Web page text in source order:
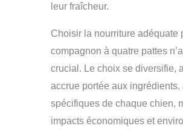
leur fraîcheur.
Choisir la nourriture adéquate
compagnon à quatre pattes
crucial. Le choix se diversifie,
accrue portée aux
spécifiques de chaque chien,
impacts économiques et